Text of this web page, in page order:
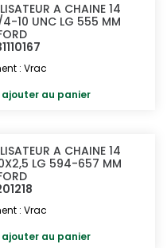
A CHAINE 14
10 UNC LG 555 MM
: Vrac
ajouter au panier
A CHAINE 14
LG 594-657 MM
: Vrac
ajouter au panier